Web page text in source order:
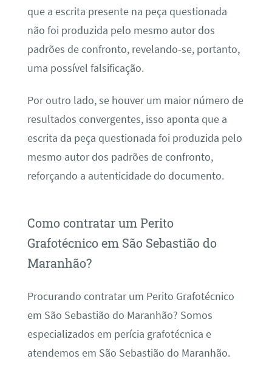
que a escrita presente na peça questionada
não foi produzida pelo mesmo autor dos
padrões de confronto, revelando-se, portanto,
uma possível falsificação.
Por outro lado, se houver um maior número de
resultados convergentes, isso aponta que a
escrita da peça questionada foi produzida pelo
mesmo autor dos padrões de confronto,
reforçando a autenticidade do documento.
Como contratar um Perito
Grafotécnico em São Sebastião do
Maranhão?
Procurando contratar um Perito Grafotécnico
em São Sebastião do Maranhão? Somos
especializados em perícia grafotécnica e
atendemos em São Sebastião do Maranhão.